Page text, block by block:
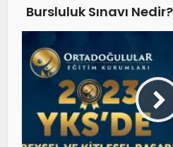
Bursluluk Sınavı